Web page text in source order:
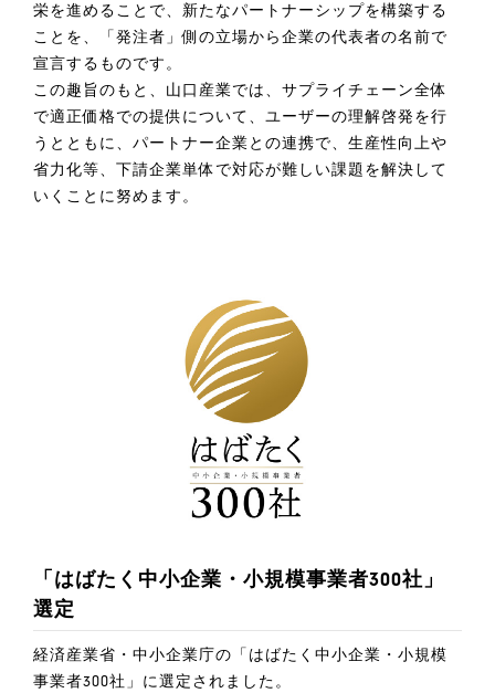
栄を進めることで、新たなパートナーシップを構築する
ことを、「発注者」側の立場から企業の代表者の名前で
宣言するものです。
この趣旨のもと、山口産業では、サプライチェーン全体
で適正価格での提供について、ユーザーの理解啓発を行
うとともに、パートナー企業との連携で、生産性向上や
省力化等、下請企業単体で対応が難しい課題を解決して
いくことに努めます。
「はばたく中小企業・小規模事業者300社」
選定
経済産業省・中小企業庁の「はばたく中小企業・小規模
事業者300社」に選定されました。